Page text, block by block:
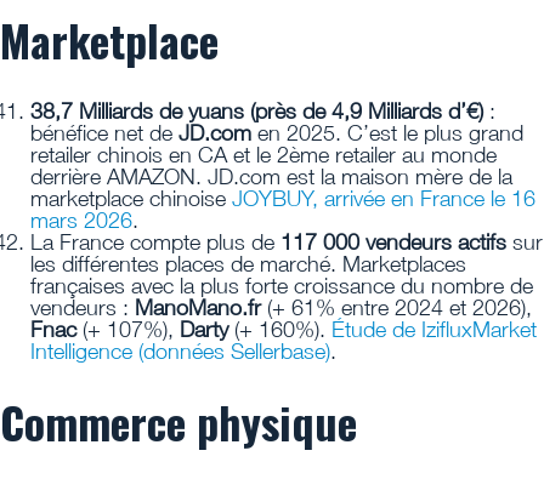
Marketplace
38,7 Milliards de yuans (près de 4,9 Milliards d’€):
bénéfice net de JD.com en 2025. C’est le plus grand
retailer chinois en CA et le 2ème retailer au monde
derrière AMAZON. JD.com est la maison mère de la
marketplace chinoise JOYBUY, arrivée en France le 16
mars 2026.
La France compte plus de 117 000 vendeurs actifs sur
les différentes places de marché. Marketplaces
françaises avec la plus forte croissance du nombre de
vendeurs : ManoMano.fr(+ 61% entre 2024 et 2026),
Fnac(+ 107%), Darty(+ 160%). Étude de IzifluxMarket
Intelligence (données Sellerbase).
Commerce physique